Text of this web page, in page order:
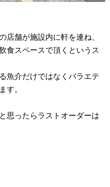
店舗が施設内に軒を連ね、
食スペースで頂くというス
魚介だけではなくバラエテ
す。
思ったらラストオーダーは